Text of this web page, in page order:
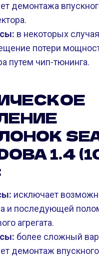
демонтажа
в некоторых
потери
путем чип-тюнинга.
1.4
исключает
и последующей
агрегата.
более сложный
демонтаж